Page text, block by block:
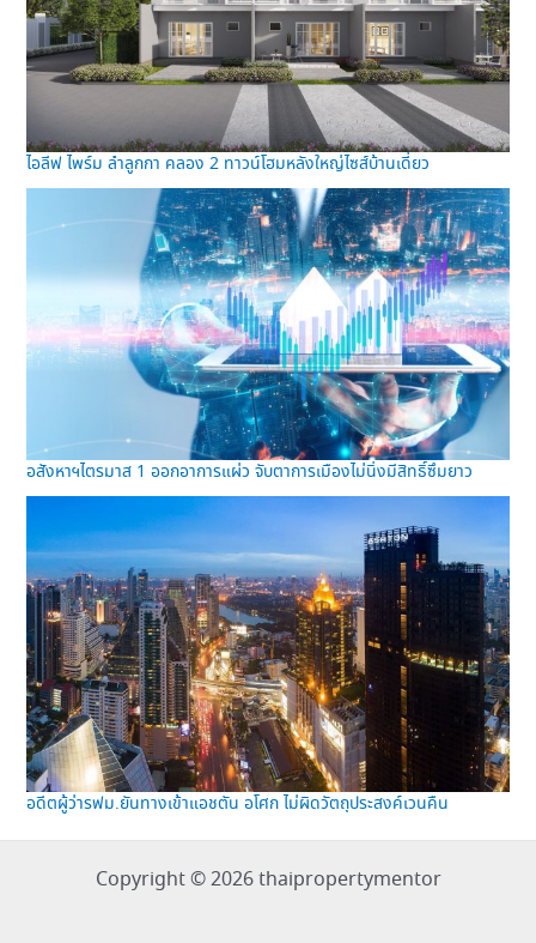
ไอลีฟ ไพร์ม ลำลูกกา คลอง 2 ทาวน์โฮมหลังใหญ่ไซส์บ้านเดี่ยว
อสังหาฯไตรมาส 1 ออกอาการแผ่ว จับตาการเมืองไม่นิ่งมีสิทธิ์ซึมยาว
อดีตผู้ว่ารฟม.ยันทางเข้าแอชตัน อโศก ไม่ผิดวัตถุประสงค์เวนคืน
Copyright © 2026 thaipropertymentor